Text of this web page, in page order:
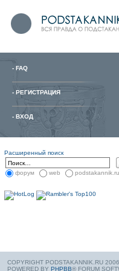
- FAQ
- РЕГИСТРАЦИЯ
- ВХОД
Расширенный поиск
форум web podstakannik.ru
COPYRIGHT PODSTAKANNIK.RU
POWERED BY PHPBB® FORUM